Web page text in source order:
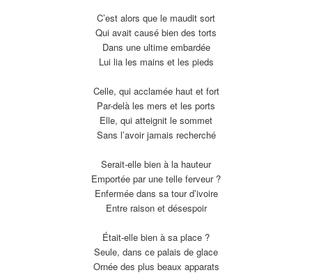
C’est alors que le maudit sort
Qui avait causé bien des torts
Dans une ultime embardée
Lui lia les mains et les pieds
Celle, qui acclamée haut et fort
Par-delà les mers et les ports
Elle, qui atteignit le sommet
Sans l’avoir jamais recherché
Serait-elle bien à la hauteur
Emportée par une telle ferveur ?
Enfermée dans sa tour d’ivoire
Entre raison et désespoir
Était-elle bien à sa place ?
Seule, dans ce palais de glace
Ornée des plus beaux apparats